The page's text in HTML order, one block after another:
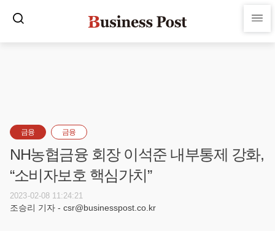
금융 금융
NH농협금융 회장 이석준 내부통제 강화,
“소비자보호 핵심가치”
2023-02-08 11:24:21
조승리 기자 - csr@businesspost.co.kr